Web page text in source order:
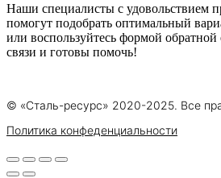
Наши специалисты с удовольствием
помогут подобрать оптимальный
или воспользуйтесь формой обратной
связи и готовы помочь!
© «Сталь-ресурс» 2020-2025. Все
Политика конфеденциальности